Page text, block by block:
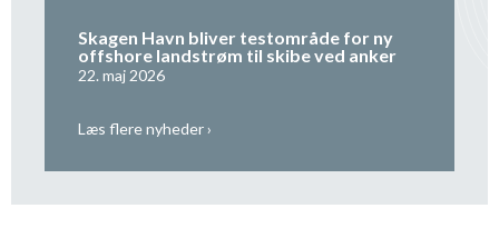
Skagen Havn bliver testområde for ny
offshore landstrøm til skibe ved anker
22. maj 2026
Læs flere nyheder ›